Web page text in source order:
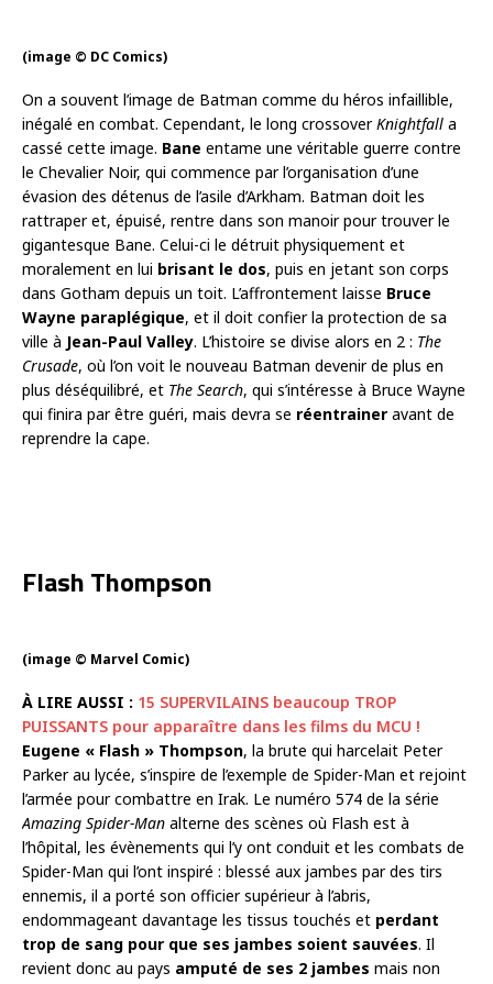
(image © DC Comics)
On a souvent l’image de Batman comme du héros infaillible,
inégalé en combat. Cependant, le long crossoverKnightfall a
cassé cette image. Bane entame une véritable guerre contre
le Chevalier Noir, qui commence par l’organisation d’une
évasion des détenus de l’asile d’Arkham. Batman doit les
rattraper et, épuisé, rentre dans son manoir pour trouver le
gigantesque Bane. Celui-ci le détruit physiquement et
moralement en lui brisant le dos, puis en jetant son corps
dans Gotham depuis un toit. L’affrontement laisse Bruce
Wayne paraplégique, et il doit confier la protection de sa
ville à Jean-Paul Valley. L’histoire se divise alors en 2 : The
Crusade, où l’on voit le nouveau Batman devenir de plus en
plus déséquilibré, et The Search, qui s’intéresse à Bruce Wayne
qui finira par être guéri, mais devra se réentrainer avant de
reprendre la cape.
Flash Thompson
(image © Marvel Comic)
À LIRE AUSSI : 15 SUPERVILAINS beaucoup TROP
PUISSANTS pour apparaître dans les films du MCU !
Eugene « Flash » Thompson, la brute qui harcelait Peter
Parker au lycée, s’inspire de l’exemple de Spider-Man et rejoint
l’armée pour combattre en Irak. Le numéro 574 de la série
Amazing Spider-Man alterne des scènes où Flash est à
l’hôpital, les évènements qui l’y ont conduit et les combats de
Spider-Man qui l’ont inspiré : blessé aux jambes par des tirs
ennemis, il a porté son officier supérieur à l’abris,
endommageant davantage les tissus touchés et perdant
trop de sang pour que ses jambes soient sauvées. Il
revient donc au pays amputé de ses 2 jambes mais non